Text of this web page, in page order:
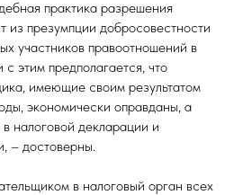
практика разрешения
из презумпции добросовестности
участников правоотношений в
этим предполагается, что
имеющие своим результатом
экономически оправданы, а
налоговой декларации и
– достоверны.
в налоговый орган всех